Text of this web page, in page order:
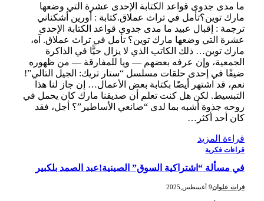
ما مدى جدوى قواعد الكتابة الإحدى عشرة التي وضعها
مارك توين؟تأمل في تراث عملاق.كتابة : أورين أشكناني
ترجمة : إقبال عبيد ما مدى جدوى قواعد الكتابة الإحدى
عشرة التي وضعها مارك توين؟ تأمل في تراث عملاق. آه،
مارك توين… ذلك الكاتب الذي لا يزال حيًّا في الذاكرة
الجمعية، وإن عرفه بعضهم — ويا للمفارقة — من ظهوره
ضيفًا في إحدى حلقات مسلسل “ستار تريك: الجيل التالي”!
نعم، قد اشتهر أيضًا بكتابة بعض الأعمال… إن جاز لنا هذا
التبسيط. لكن هل كنت تعلم أن صديقنا مارك كان يحمل في
روحه جذوة أشبه بما لدى “صانعي الأساطير”؟ أجل، فقد
كان أحد أكثر…
قراءة المزيد
قراءات فكرية
في مسألة “اشتراكية السوق” الصينية!عبد الصمد بلكبير
فرات علوان 9 أغسطس,2025